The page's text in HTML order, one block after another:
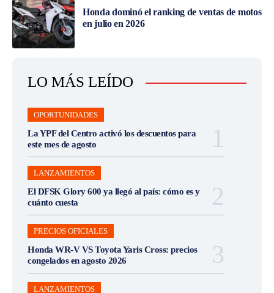
Honda dominó el ranking de ventas de motos
en julio en 2026
LO MÁS LEÍDO
OPORTUNIDADES
La YPF del Centro activó los descuentos para
este mes de agosto
LANZAMIENTOS
El DFSK Glory 600 ya llegó al país: cómo es y
cuánto cuesta
PRECIOS OFICIALES
Honda WR-V VS Toyota Yaris Cross: precios
congelados en agosto 2026
LANZAMIENTOS